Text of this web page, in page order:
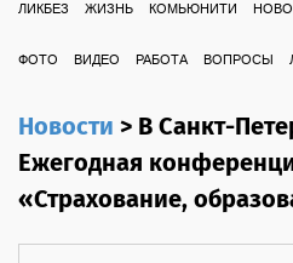
ЛИКБЕЗ ЖИЗНЬ КОМЬЮНИТИ
ФОТО ВИДЕО РАБОТА ВОПРОСЫ
Новости>В Санкт-
Ежегодная
«Страхование,